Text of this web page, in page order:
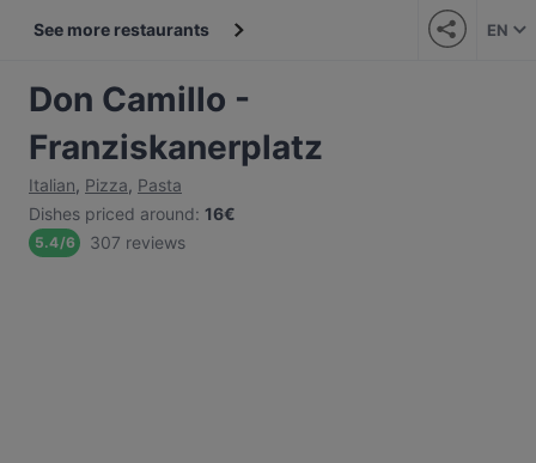
See more restaurants EN
Don Camillo -
Franziskanerplatz
Italian, Pizza, Pasta
Dishes priced around: 16€
5.4/6 307 reviews